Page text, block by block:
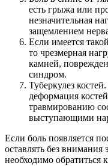
есть грыжа или
незначительная
защемлением
Если имеется
то чрезмерная
камней,
синдром.
Туберкулез
деформация
травмированию
выступающими
Если боль появляется
оставлять без внимания
необходимо обратиться